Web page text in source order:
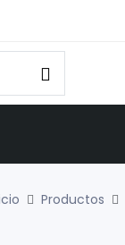
Productos